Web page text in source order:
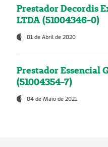
Prestador Decordis
LTDA (51004346-0)
01 de Abril de 2020
Prestador Essencial
(51004354-7)
04 de Maio de 2021